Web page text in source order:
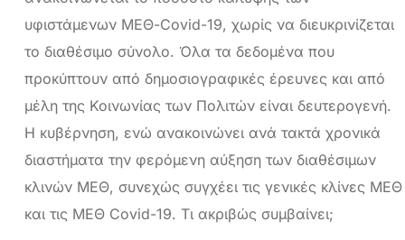
υφιστάμενων ΜΕΘ-Covid-19, χωρίς να διευκρινίζεται
το διαθέσιμο σύνολο. Όλα τα δεδομένα που
προκύπτουν από δημοσιογραφικές έρευνες και από
μέλη της Κοινωνίας των Πολιτών είναι δευτερογενή.
Η κυβέρνηση, ενώ ανακοινώνει ανά τακτά χρονικά
διαστήματα την φερόμενη αύξηση των διαθέσιμων
κλινών ΜΕΘ, συνεχώς συγχέει τις γενικές κλίνες ΜΕΘ
και τις ΜΕΘ Covid-19. Τι ακριβώς συμβαίνει;